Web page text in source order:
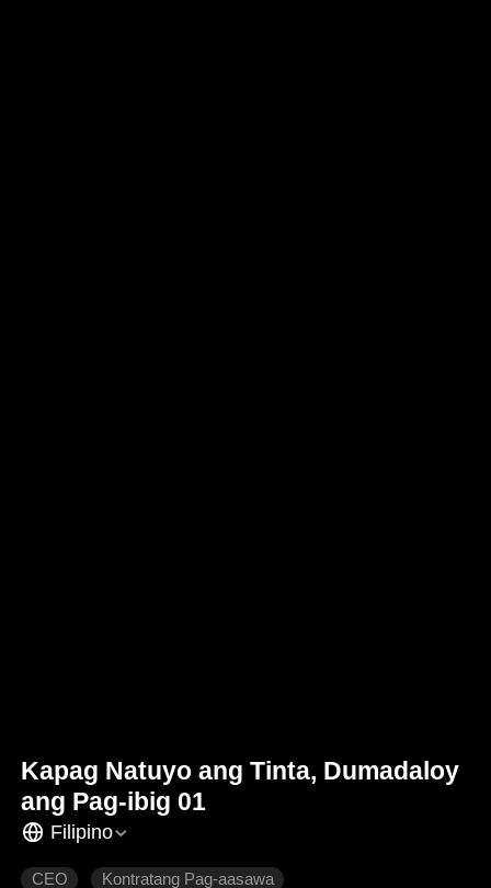
Kapag Natuyo ang Tinta, Dumadaloy
ang Pag-ibig 01
Filipino
CEO Kontratang Pag-aasawa